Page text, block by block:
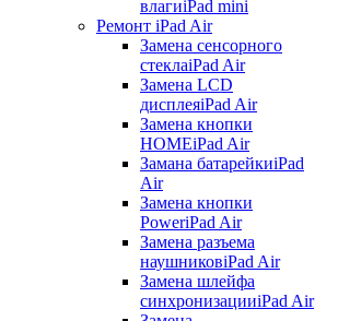
влагиiPad mini
Ремонт iPad Air
Замена сенсорного
стеклаiPad Air
Замена LCD
дисплеяiPad Air
Замена кнопки
HOMEiPad Air
Замана батарейкиiPad
Air
Замена кнопки
PoweriPad Air
Замена разъема
наушниковiPad Air
Замена шлейфа
синхронизацииiPad Air